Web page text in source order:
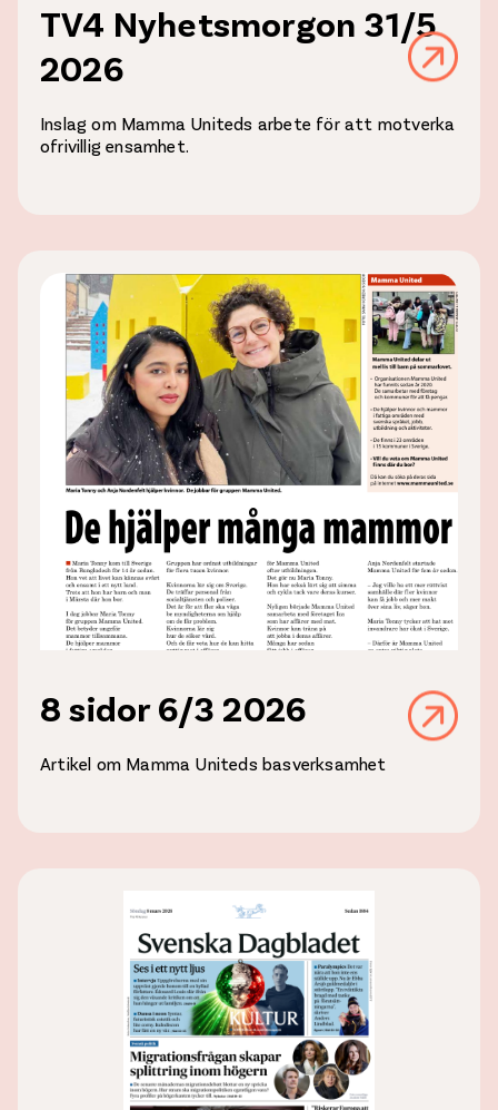
TV4 Nyhetsmorgon 31/5
2026
Inslag om Mamma Uniteds arbete för att motverka
ofrivillig ensamhet.
8 sidor 6/3 2026
Artikel om Mamma Uniteds basverksamhet